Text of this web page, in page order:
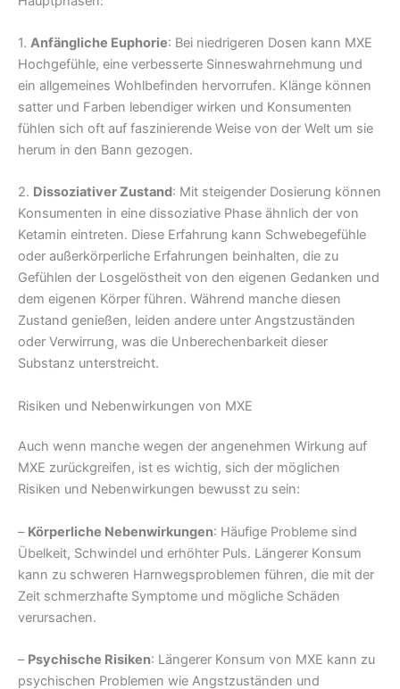
1. Anfängliche Euphorie: Bei niedrigeren Dosen kann MXE
Hochgefühle, eine verbesserte Sinneswahrnehmung und
ein allgemeines Wohlbefinden hervorrufen. Klänge können
satter und Farben lebendiger wirken und Konsumenten
fühlen sich oft auf faszinierende Weise von der Welt um sie
herum in den Bann gezogen.
2. Dissoziativer Zustand: Mit steigender Dosierung können
Konsumenten in eine dissoziative Phase ähnlich der von
Ketamin eintreten. Diese Erfahrung kann Schwebegefühle
oder außerkörperliche Erfahrungen beinhalten, die zu
Gefühlen der Losgelöstheit von den eigenen Gedanken und
dem eigenen Körper führen. Während manche diesen
Zustand genießen, leiden andere unter Angstzuständen
oder Verwirrung, was die Unberechenbarkeit dieser
Substanz unterstreicht.
Risiken und Nebenwirkungen von MXE
Auch wenn manche wegen der angenehmen Wirkung auf
MXE zurückgreifen, ist es wichtig, sich der möglichen
Risiken und Nebenwirkungen bewusst zu sein:
– Körperliche Nebenwirkungen: Häufige Probleme sind
Übelkeit, Schwindel und erhöhter Puls. Längerer Konsum
kann zu schweren Harnwegsproblemen führen, die mit der
Zeit schmerzhafte Symptome und mögliche Schäden
verursachen.
– Psychische Risiken: Längerer Konsum von MXE kann zu
psychischen Problemen wie Angstzuständen und